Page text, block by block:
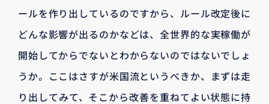
ールを作り出しているのですから、ルール改定後に
どんな影響が出るのかなどは、全世界的な実稼働が
開始してからでないとわからないのではないでしょ
うか。ここはさすが米国流というべきか、まずは走
り出してみて、そこから改善を重ねてよい状態に持